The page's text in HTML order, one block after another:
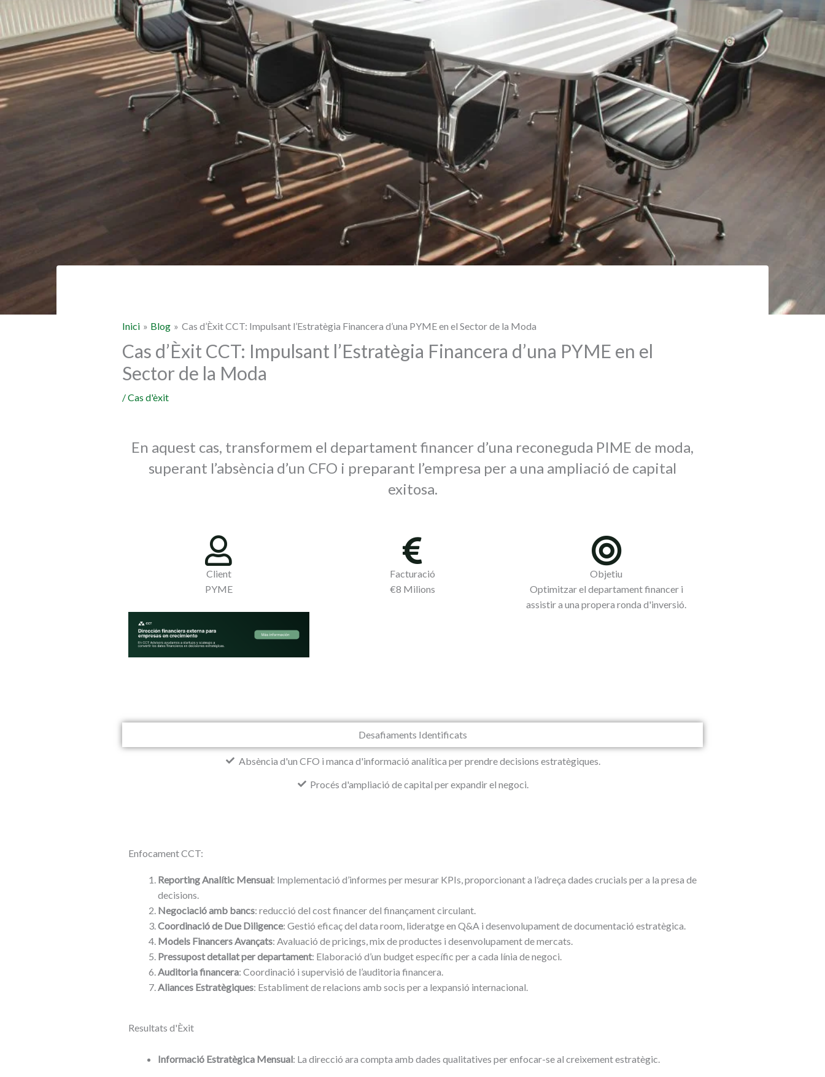
Inici Blog Cas d’Èxit CCT: Impulsant l’Estratègia Financera d’una PYME en el Sector de la Moda
Cas d’Èxit CCT: Impulsant l’Estratègia Financera d’una PYME en el
Sector de la Moda
/Cas d'èxit
En aquest cas, transformem el departament financer d’una reconeguda PIME de moda,
superant l’absència d’un CFO i preparant l’empresa per a una ampliació de capital
exitosa.
Client
PYME
Facturació
€8 Milions
Objetiu
Optimitzar el departament financer i
assistir a una propera ronda d'inversió.
Desafiaments Identificats
Absència d'un CFO i manca d'informació analítica per prendre decisions estratègiques.
Procés d'ampliació de capital per expandir el negoci.
Enfocament CCT:
Reporting Analític Mensual: Implementació d’informes per mesurar KPIs, proporcionant a l’adreça dades crucials per a la presa de
decisions.
Negociació amb bancs: reducció del cost financer del finançament circulant.
Coordinació de Due Diligence: Gestió eficaç del data room, lideratge en Q&A i desenvolupament de documentació estratègica.
Models Financers Avançats: Avaluació de pricings, mix de productes i desenvolupament de mercats.
Pressupost detallat per departament: Elaboració d’un budget específic per a cada línia de negoci.
Auditoria financera: Coordinació i supervisió de l’auditoria financera.
Aliances Estratègiques: Establiment de relacions amb socis per a lexpansió internacional.
Resultats d'Èxit
Informació Estratègica Mensual: La direcció ara compta amb dades qualitatives per enfocar-se al creixement estratègic.